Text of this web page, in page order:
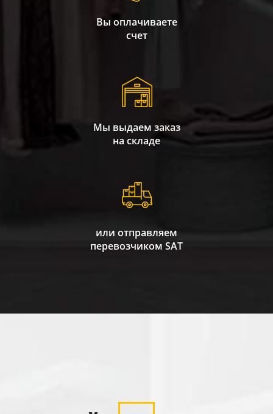
Вы оплачиваете
счет
Мы выдаем заказ
на складе
или отправляем
перевозчиком SAT